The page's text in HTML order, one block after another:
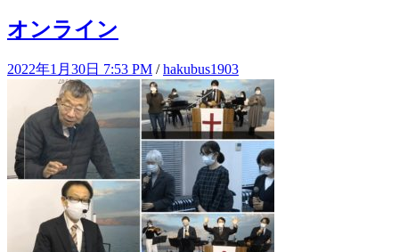
オンライン
2022年1月30日 7:53 PM /hakubus1903